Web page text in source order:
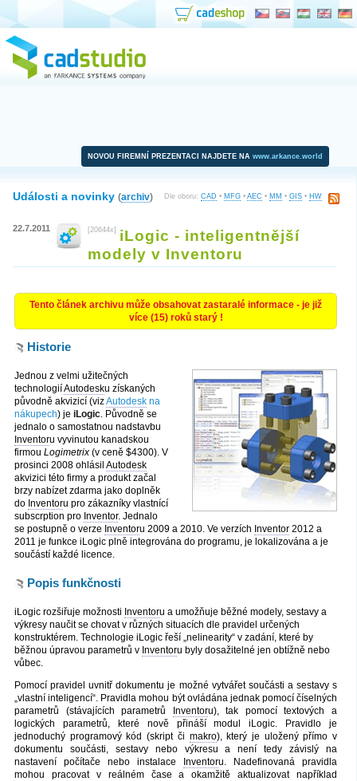
NOVOU FIREMNÍ PREZENTACI NAJDETE NA www.arkance.world
Dle oboru: CAD • MFG • AEC • MM • GIS • HW
Události a novinky (archiv)
22.7.2011 [20644x]
iLogic - inteligentnější
modely v Inventoru
Tento článek archivu může obsahovat zastaralé informace - je již
více (15) roků starý !
Historie
Jednou z velmi užitečných
technologiíAutodesku získaných
původně akvizicí (vizAutodesk na
nákupech) je iLogic. Původně se
jednalo o samostatnou nadstavbu
Inventoru vyvinutou kanadskou
firmou Logimetrix (v ceně $4300). V
prosinci 2008 ohlásil Autodesk
akvizici této firmy a produkt začal
brzy nabízet zdarma jako doplněk
do Inventoru pro zákazníky vlastnící
subscrption pro Inventor. Jednalo
se postupně o verze Inventoru 2009 a 2010. Ve verzích Inventor 2012 a
2011 je funkce iLogic plně integrována do programu, je lokalizována a je
součástí každé licence.
Popis funkčnosti
iLogic rozšiřuje možnosti Inventoru a umožňuje běžné modely, sestavy a
výkresy naučit se chovat v různých situacích dle pravidel určených
konstruktérem. Technologie iLogic řeší „nelinearity“ v zadání, které by
běžnou úpravou parametrů v Inventoru byly dosažitelné jen obtížně nebo
vůbec.
Pomocí pravidel uvnitř dokumentu je možné vytvářet součásti a sestavy s
„vlastní inteligencí“. Pravidla mohou být ovládána jednak pomocí číselných
parametrů (stávajících parametrů Inventoru), tak pomocí textových a
logických parametrů, které nově přináší modul iLogic. Pravidlo je
jednoduchý programový kód (skript či makro), který je uložený přímo v
dokumentu součásti, sestavy nebo výkresu a není tedy závislý na
nastavení počítače nebo instalace Inventoru. Nadefinovaná pravidla
mohou pracovat v reálném čase a okamžitě aktualizovat například